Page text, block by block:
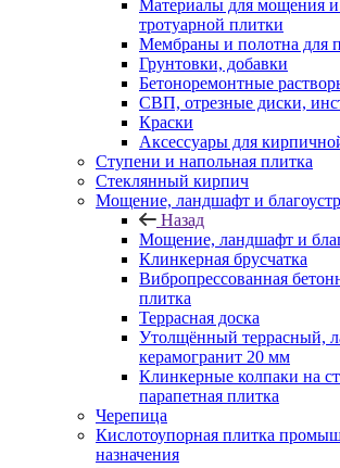
Материалы для мощения и
тротуарной плитки
Мембраны и полотна для
Грунтовки, добавки
Бетоноремонтные
СВП, отрезные диски,
Краски
Аксессуары для
Ступени и напольная плитка
Cтеклянный кирпич
Мощение, ландшафт и
Назад
Мощение, ландшафт и
Клинкерная брусчатка
Вибропрессованная
плитка
Террасная доска
Утолщённый террасный,
керамогранит 20 мм
Клинкерные колпаки на
парапетная плитка
Черепица
Кислотоупорная плитка
назначения